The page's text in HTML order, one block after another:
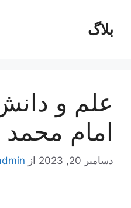
محتوابلاگ
علم و
امام محمد
دسامبر 20, 2023 از